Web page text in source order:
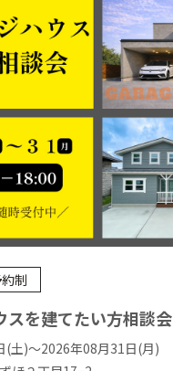
制
スを建てたい方相談会
(土)〜2026年08月31日(月)